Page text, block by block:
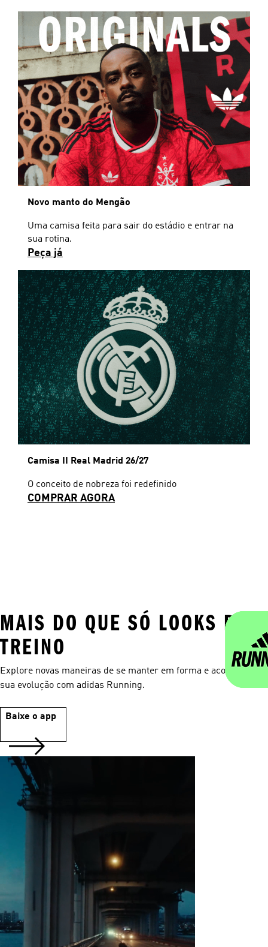
Novo manto do Mengão
Uma camisa feita para sair do estádio e entrar na
sua rotina.
Peça já
Camisa II Real Madrid 26/27
O conceito de nobreza foi redefinido
COMPRAR AGORA
MAIS DO QUE SÓ LOOKS DE
TREINO
Explore novas maneiras de se manter em forma e acompanhar
sua evolução com adidas Running.
Baixe o app